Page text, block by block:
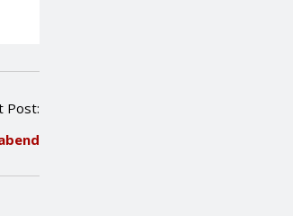
Post: